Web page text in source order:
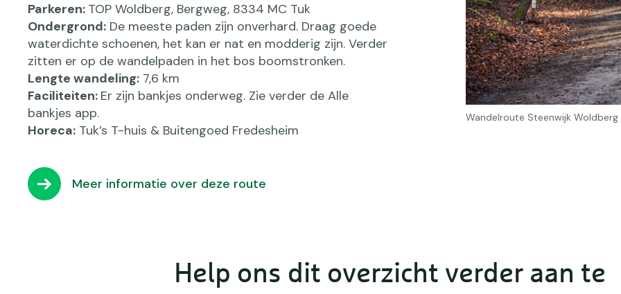
Parkeren: TOP Woldberg, Bergweg, 8334 MC Tuk
Ondergrond: De meeste paden zijn onverhard. Draag goede
waterdichte schoenen, het kan er nat en modderig zijn. Verder
zitten er op de wandelpaden in het bos boomstronken.
Lengte wandeling: 7,6 km
Faciliteiten: Er zijn bankjes onderweg. Zie verder de Alle
bankjes app.
Horeca: Tuk’s T-huis & Buitengoed Fredesheim
Meer informatie over deze route
Wandelroute Steenwijk
Help ons dit overzicht verder aan te